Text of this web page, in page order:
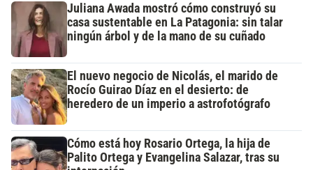
Juliana Awada mostró cómo construyó su
casa sustentable en La Patagonia: sin talar
ningún árbol y de la mano de su cuñado
El nuevo negocio de Nicolás, el marido de
Rocío Guirao Díaz en el desierto: de
heredero de un imperio a astrofotógrafo
Cómo está hoy Rosario Ortega, la hija de
Palito Ortega y Evangelina Salazar, tras su